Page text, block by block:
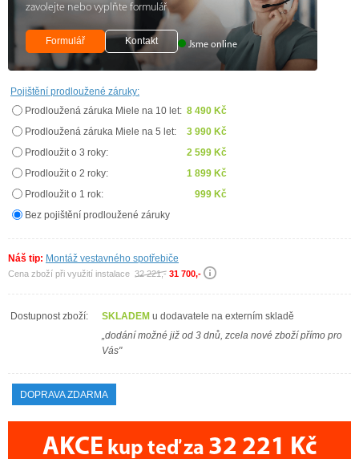
zavolejte nebo vyplňte formulář
Formulář Kontakt Jsme online
Pojištění prodloužené záruky:
Prodloužená záruka Miele na 10 let: 8 490 Kč
Prodloužená záruka Miele na 5 let:
3 990 Kč
Prodloužit o 3 roky:
2 599 Kč
Prodloužit o 2 roky:
1 899 Kč
Prodloužit o 1 rok:
999 Kč
Bez pojištění prodloužené záruky
Náš tip: Montáž vestavného spotřebiče
Cena zboží při využití instalace 32 221,- 31 700,-
Dostupnost zboží: SKLADEM u dodavatele na externím skladě
„dodání možné již od 3 dnů, zcela nové zboží přímo pro
Vás"
DOPRAVA ZDARMA
AKCE kup teď za 32 221 Kč